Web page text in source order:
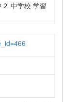
中学校 学習